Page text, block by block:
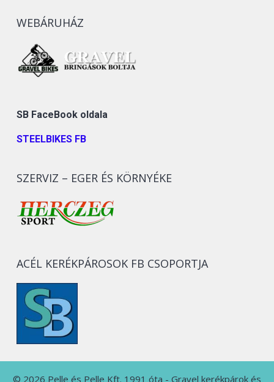
WEBÁRUHÁZ
SB FaceBook oldala
STEELBIKES FB
SZERVIZ – EGER ÉS KÖRNYÉKE
ACÉL KERÉKPÁROSOK FB CSOPORTJA
© 2026 Pelle és Pelle Kft. 1991 óta - Gravel kerékpárok és